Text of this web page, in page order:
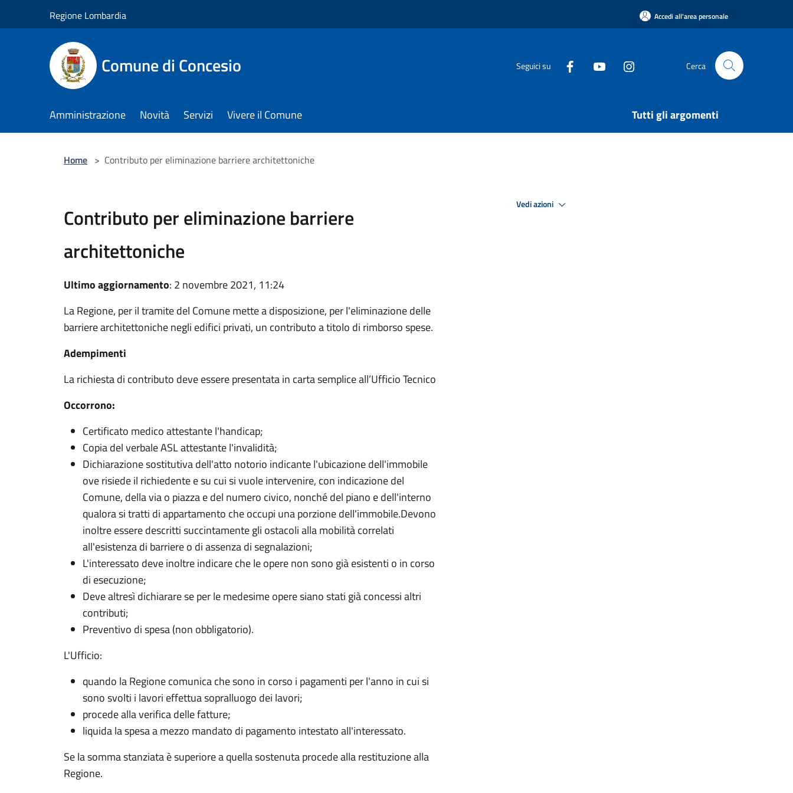
Regione Lombardia Accedi all'area personale
Comune di Concesio Seguici su Cerca
Amministrazione Novità Servizi Vivere il Comune Tutti gli argomenti
Home > Contributo per eliminazione barriere architettoniche
Contributo per eliminazione barriere
architettoniche
Ultimo aggiornamento: 2 novembre 2021, 11:24
La Regione, per il tramite del Comune mette a disposizione, per l'eliminazione delle
barriere architettoniche negli edifici privati, un contributo a titolo di rimborso spese.
Adempimenti
La richiesta di contributo deve essere presentata in carta semplice all’Ufficio Tecnico
Occorrono:
Certificato medico attestante l'handicap;
Copia del verbale ASL attestante l'invalidità;
Dichiarazione sostitutiva dell'atto notorio indicante l'ubicazione dell'immobile
ove risiede il richiedente e su cui si vuole intervenire, con indicazione del
Comune, della via o piazza e del numero civico, nonché del piano e dell'interno
qualora si tratti di appartamento che occupi una porzione dell'immobile.Devono
inoltre essere descritti succintamente gli ostacoli alla mobilità correlati
all'esistenza di barriere o di assenza di segnalazioni;
L'interessato deve inoltre indicare che le opere non sono già esistenti o in corso
di esecuzione;
Deve altresì dichiarare se per le medesime opere siano stati già concessi altri
contributi;
Preventivo di spesa (non obbligatorio).
L'Ufficio:
quando la Regione comunica che sono in corso i pagamenti per l'anno in cui si
sono svolti i lavori effettua sopralluogo dei lavori;
procede alla verifica delle fatture;
liquida la spesa a mezzo mandato di pagamento intestato all'interessato.
Se la somma stanziata è superiore a quella sostenuta procede alla restituzione alla
Regione.
Vedi azioni